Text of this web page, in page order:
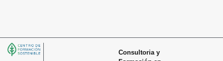
Consultoria y